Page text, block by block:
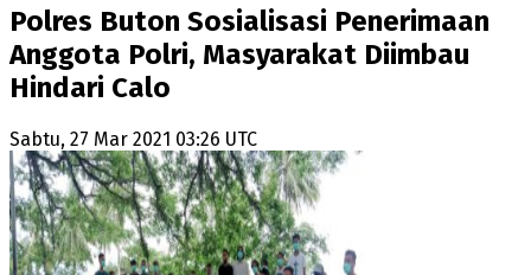
Polres Buton Sosialisasi Penerimaan
Anggota Polri, Masyarakat Diimbau
Hindari Calo
Sabtu, 27 Mar 2021 03:26 UTC